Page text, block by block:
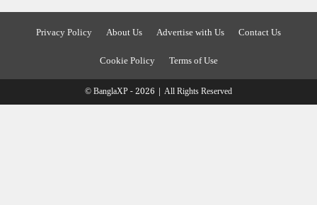
Privacy Policy About Us Advertise with Us
Contact Us
Cookie Policy
Terms of Use
© BanglaXP - 2026 | All Rights Reserved